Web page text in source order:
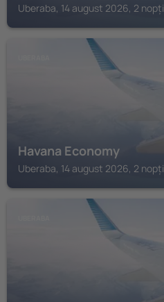
Uberaba, 14 august 2026, 2 nopți
Havana Economy
Uberaba, 14 august 2026, 2 nopți